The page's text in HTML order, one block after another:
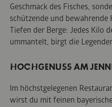
Geschmack des Fisches,
schützende und bewahrende
Tiefen der Berge: Jedes Kilo
ummantelt, birgt die
HOCHGENUSS AM
Im höchstgelegenen
wirst du mit feinen